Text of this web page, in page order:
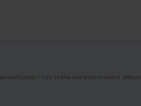
– czy czeka nas podniesienie